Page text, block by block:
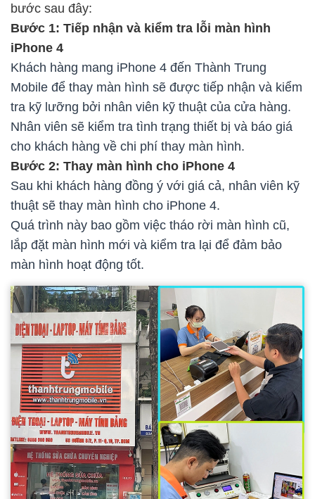
bước sau đây:
Bước 1: Tiếp nhận và kiểm tra lỗi màn hình
iPhone 4
Khách hàng mang iPhone 4 đến Thành Trung
Mobile để thay màn hình sẽ được tiếp nhận và kiểm
tra kỹ lưỡng bởi nhân viên kỹ thuật của cửa hàng.
Nhân viên sẽ kiểm tra tình trạng thiết bị và báo giá
cho khách hàng về chi phí thay màn hình.
Bước 2: Thay màn hình cho iPhone 4
Sau khi khách hàng đồng ý với giá cả, nhân viên kỹ
thuật sẽ thay màn hình cho iPhone 4.
Quá trình này bao gồm việc tháo rời màn hình cũ,
lắp đặt màn hình mới và kiểm tra lại để đảm bảo
màn hình hoạt động tốt.